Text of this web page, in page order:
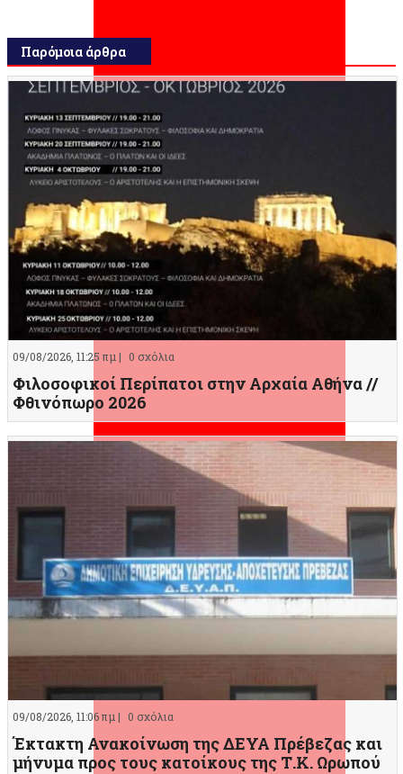
Παρόμοια άρθρα
09/08/2026, 11:25 πμ | 0 σχόλια
Φιλοσοφικοί Περίπατοι στην Αρχαία Αθήνα //
Φθινόπωρο 2026
09/08/2026, 11:06 πμ | 0 σχόλια
Έκτακτη Ανακοίνωση της ΔΕΥΑ Πρέβεζας και
μήνυμα προς τους κατοίκους της Τ.Κ. Ωρωπού